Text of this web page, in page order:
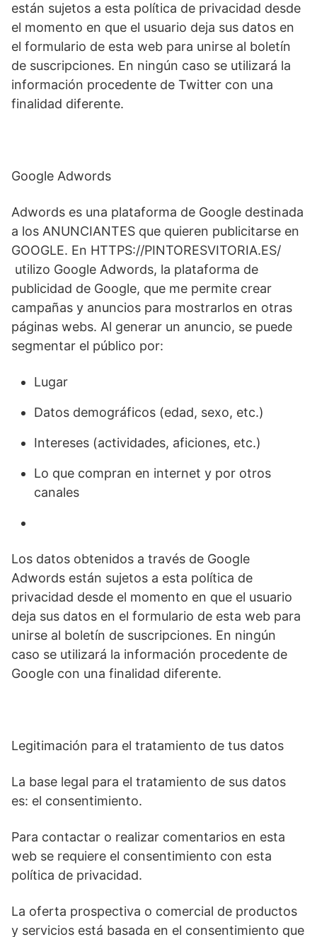
están sujetos a esta política de privacidad desde
el momento en que el usuario deja sus datos en
el formulario de esta web para unirse al boletín
de suscripciones. En ningún caso se utilizará la
información procedente de Twitter con una
finalidad diferente.
Google Adwords
Adwords es una plataforma de Google destinada
a los ANUNCIANTES que quieren publicitarse en
GOOGLE. En HTTPS://PINTORESVITORIA.ES/
utilizo Google Adwords, la plataforma de
publicidad de Google, que me permite crear
campañas y anuncios para mostrarlos en otras
páginas webs. Al generar un anuncio, se puede
segmentar el público por:
Lugar
Datos demográficos (edad, sexo, etc.)
Intereses (actividades, aficiones, etc.)
Lo que compran en internet y por otros
canales
Los datos obtenidos a través de Google
Adwords están sujetos a esta política de
privacidad desde el momento en que el usuario
deja sus datos en el formulario de esta web para
unirse al boletín de suscripciones. En ningún
caso se utilizará la información procedente de
Google con una finalidad diferente.
Legitimación para el tratamiento de tus datos
La base legal para el tratamiento de sus datos
es: el consentimiento.
Para contactar o realizar comentarios en esta
web se requiere el consentimiento con esta
política de privacidad.
La oferta prospectiva o comercial de productos
y servicios está basada en el consentimiento que